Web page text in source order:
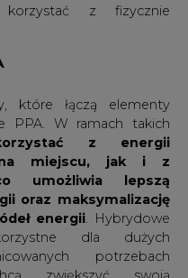
z fizycznie
które łączą elementy
PPA. W ramach takich
z energii
na miejscu, jak i z
umożliwia lepszą
oraz maksymalizację
energii. Hybrydowe
dla dużych
potrzebach
zwiększyć swoją